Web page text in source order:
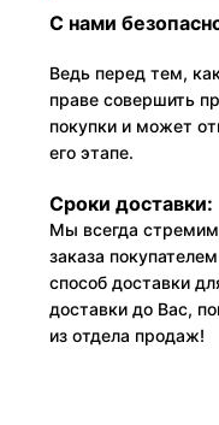
С нами
Ведь перед тем,
праве совершить
покупки и может
его этапе.
Сроки доставки:
Мы всегда
заказа
способ доставки
доставки до Вас,
из отдела продаж!